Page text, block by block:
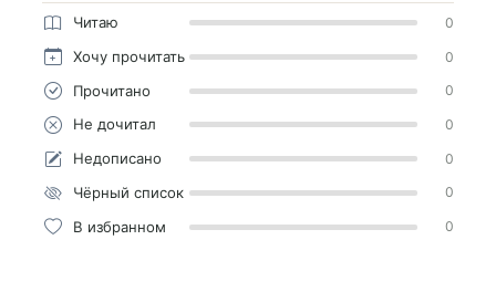
Читаю 0
Хочу прочитать 0
Прочитано 0
Не дочитал 0
Недописано 0
Чёрный список 0
В избранном 0